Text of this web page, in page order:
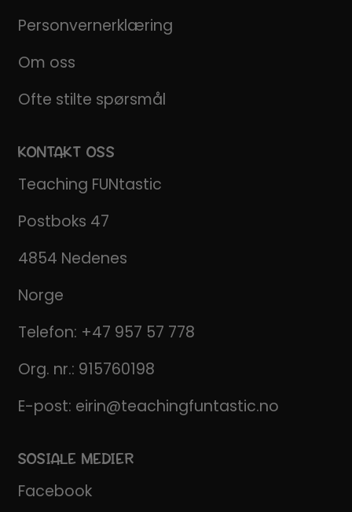
Personvernerklæring
Om oss
Ofte stilte spørsmål
KONTAKT OSS
Teaching FUNtastic
Postboks 47
4854 Nedenes
Norge
Telefon: +47 957 57 778
Org. nr.: 915760198
E-post: eirin@teachingfuntastic.no
SOSIALE MEDIER
Facebook